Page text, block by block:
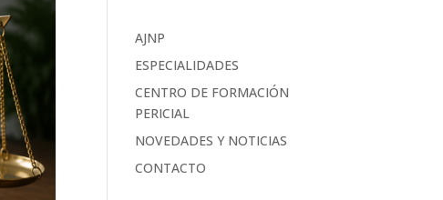
AJNP
ESPECIALIDADES
CENTRO DE FORMACIÓN
PERICIAL
NOVEDADES Y NOTICIAS
CONTACTO